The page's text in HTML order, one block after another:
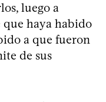
luego a
que haya habido
a que fueron
de sus